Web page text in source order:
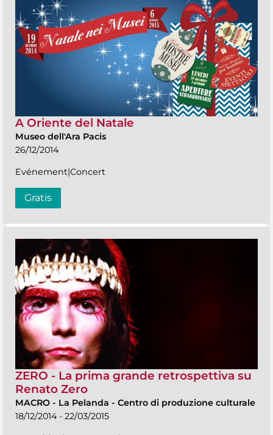
A Oriente del Natale
Museo dell'Ara Pacis
26/12/2014
Evénement|Concert
Gratis
ZERO - La prima grande retrospettiva su
Renato Zero
MACRO - La Pelanda - Centro di produzione culturale
18/12/2014 - 22/03/2015